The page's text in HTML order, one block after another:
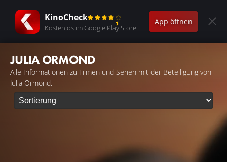
KinoCheck
Kostenlos im Google Play Store
App öffnen
JULIA ORMOND
Alle Informationen zu Filmen und Serien mit der Beteiligung von
Julia Ormond.